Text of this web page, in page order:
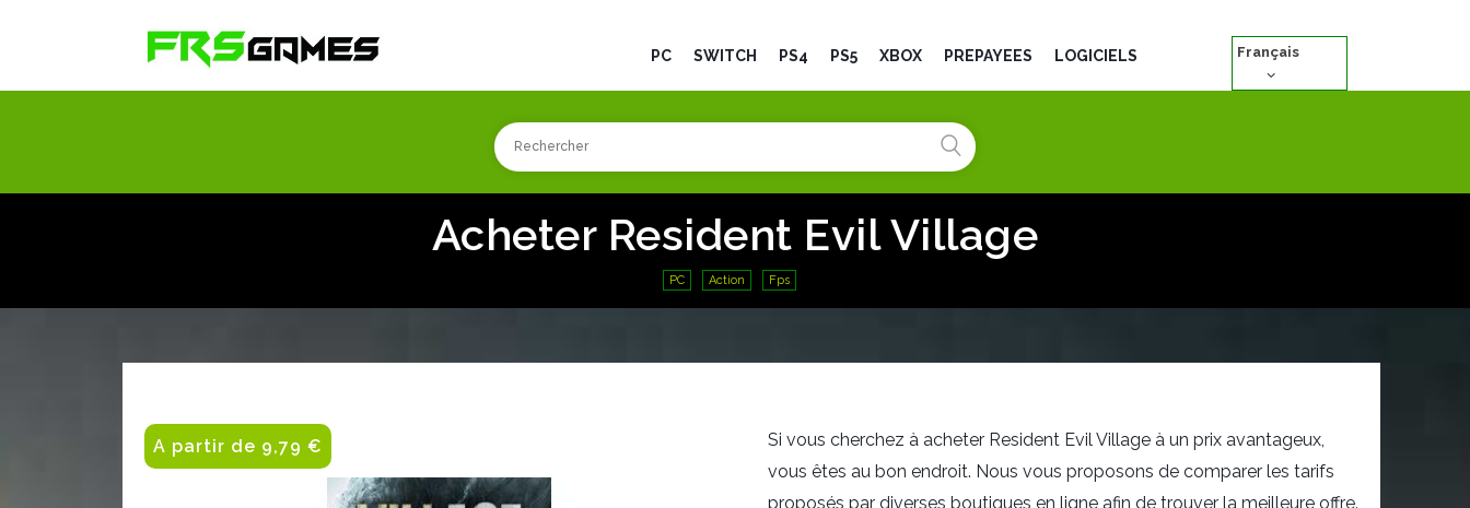
PC SWITCH PS4 PS5 XBOX PRÉPAYÉES LOGICIELS Français
Acheter Resident Evil Village
PC Action Fps
A partir de 9,79 €
Si vous cherchez à acheter Resident Evil Village à un prix avantageux,
vous êtes au bon endroit. Nous vous proposons de comparer les tarifs
proposés par diverses boutiques en ligne afin de trouver la meilleure offre.